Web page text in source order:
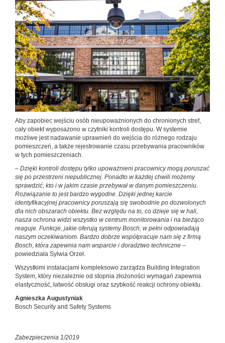
Aby zapobiec wejściu osób nieupoważnionych do chronionych stref,
cały obiekt wyposażono w czytniki kontroli dostępu. W systemie
możliwe jest nadawanie uprawnień do wejścia do różnego rodzaju
pomieszczeń, a także rejestrowanie czasu przebywania pracowników
w tych pomieszczeniach.
– Dzięki kontroli dostępu tylko upoważnieni pracownicy mogą poruszać
się po przestrzeni niepublicznej. Ponadto w każdej chwili możemy
sprawdzić, kto i w jakim czasie przebywał w danym pomieszczeniu.
Rozwiązanie to jest bardzo wygodne. Dzięki jednej karcie
identyfikacyjnej pracownicy poruszają się swobodnie po dozwolonych
dla nich obszarach obiektu. Bez względu na to, co dzieje się w hali,
nasza ochrona widzi wszystko w centrum monitorowania i na bieżąco
reaguje. Funkcje, jakie oferują systemy Bosch, w pełni odpowiadają
naszym oczekiwaniom. Bardzo dobrze współpracuje nam się z firmą
Bosch, która zapewnia nam wsparcie i doradztwo techniczne –
powiedziała Sylwia Orzeł.
Wszystkimi instalacjami kompleksowo zarządza Building Integration
System, który niezależnie od stopnia złożoności wymagań zapewnia
elastyczność, łatwość obsługi oraz szybkość reakcji ochrony obiektu.
Agnieszka Augustyniak
Bosch Security and Safety Systems
Zabezpieczenia 1/2019